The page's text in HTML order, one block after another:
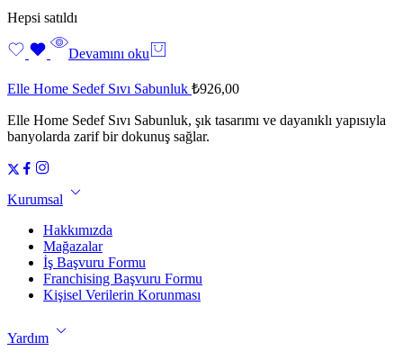
Hepsi satıldı
Devamını oku
Elle Home Sedef Sıvı Sabunluk ₺926,00
Elle Home Sedef Sıvı Sabunluk, şık tasarımı ve dayanıklı yapısıyla
banyolarda zarif bir dokunuş sağlar.
Kurumsal
Hakkımızda
Mağazalar
İş Başvuru Formu
Franchising Başvuru Formu
Kişisel Verilerin Korunması
Yardım